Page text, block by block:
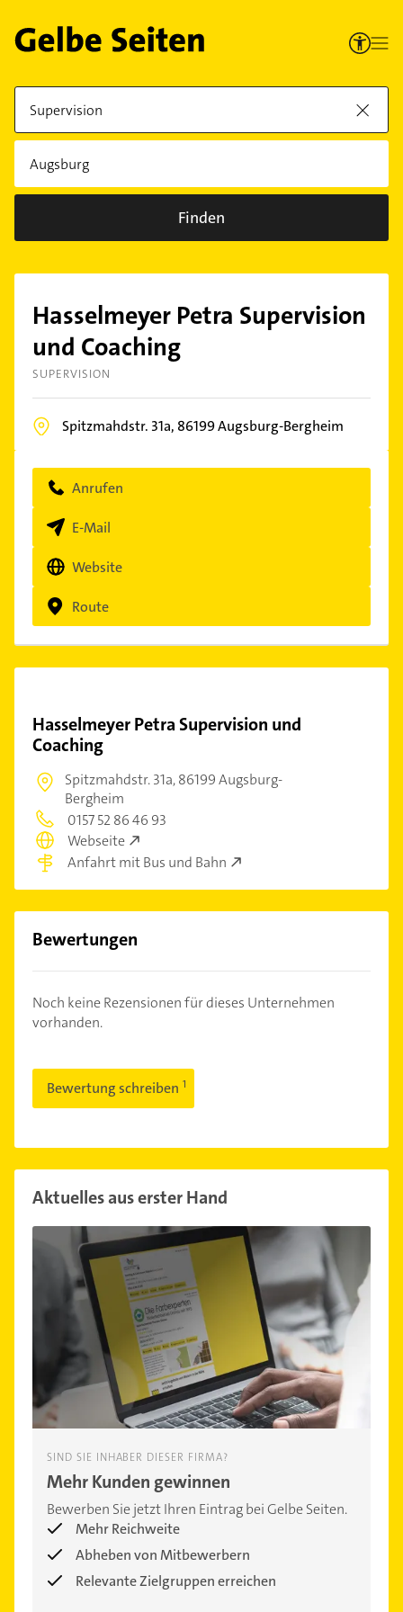
Finden
Hasselmeyer Petra Supervision
und Coaching
SUPERVISION
Spitzmahdstr. 31a, 86199Augsburg-Bergheim
Anrufen
E-Mail
Website
Route
Hasselmeyer Petra Supervision und
Coaching
Spitzmahdstr. 31a,86199 Augsburg-
Bergheim
0157 52 86 46 93
Webseite
Anfahrt mit Bus und Bahn
Bewertungen
Noch keine Rezensionen für dieses Unternehmen
vorhanden.
Bewertung schreiben
Aktuelles aus erster Hand
SIND SIE INHABER DIESER FIRMA?
Mehr Kunden gewinnen
Bewerben Sie jetzt Ihren Eintrag bei Gelbe Seiten.
Mehr Reichweite
Abheben von Mitbewerbern
Relevante Zielgruppen erreichen